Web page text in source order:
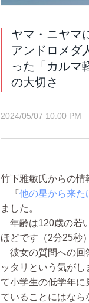
ヤマ・ニヤマ
アンドロメダ
った「カルマ
の大切さ
2024/05/07 10:00 PM
竹下雅敏氏からの情
『他の星から来た
ました。
年齢は120歳の若
ほどです（2分25秒
彼女の質問への回
ッタリという気が
て小学生の低学年
ていることにはなら